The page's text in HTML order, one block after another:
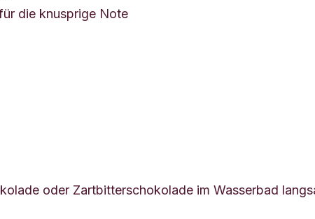
die knusprige Note
oder Zartbitterschokolade im Wasserbad